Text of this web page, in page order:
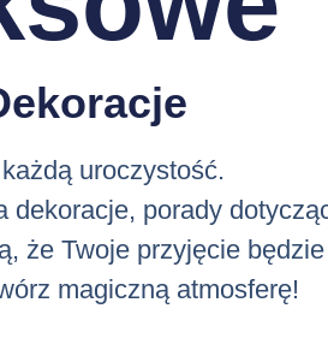
uroczystość.
dekoracje, porady
że Twoje przyjęcie będzie
magiczną atmosferę!